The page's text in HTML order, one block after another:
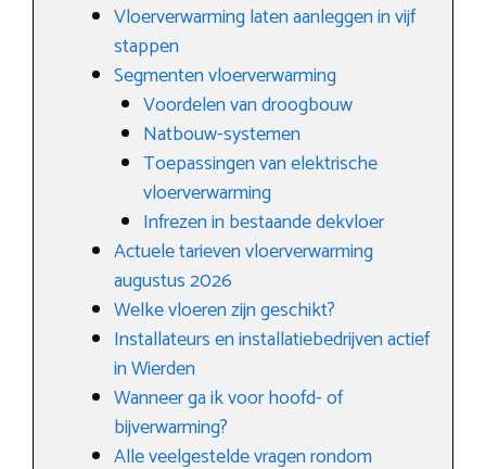
Vloerverwarming laten aanleggen in vijf
stappen
Segmenten vloerverwarming
Voordelen van droogbouw
Natbouw-systemen
Toepassingen van elektrische
vloerverwarming
Infrezen in bestaande dekvloer
Actuele tarieven vloerverwarming
augustus 2026
Welke vloeren zijn geschikt?
Installateurs en installatiebedrijven actief
in Wierden
Wanneer ga ik voor hoofd- of
bijverwarming?
Alle veelgestelde vragen rondom